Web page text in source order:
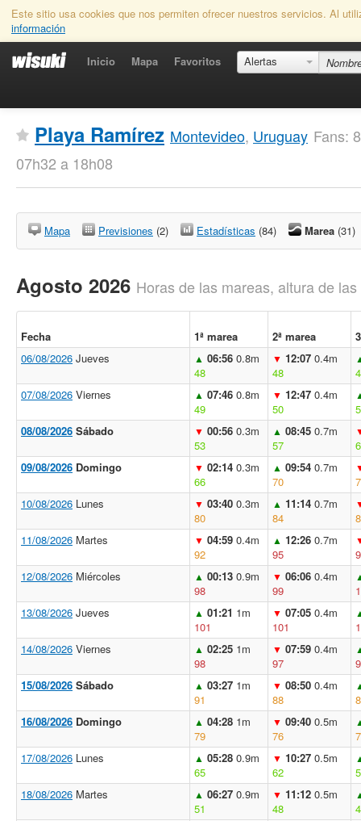
Este sitio usa cookies que nos permiten ofrecer nuestros servicios. Al
información
Inicio Mapa Favoritos Alertas
Playa Ramírez Montevideo, Uruguay Fans:
07h32 a 18h08
Mapa Previsiones (2) Estadísticas (84) Marea (31)
Agosto 2026 Horas de las mareas, altura de
Fecha 1ª marea 2ª marea
06/08/2026 Jueves ▲ 06:56 0.8m
48
▼ 12:07 0.4m
48
07/08/2026 Viernes ▲ 07:46 0.8m
49
▼ 12:47 0.4m
50
08/08/2026 Sábado ▼ 00:56 0.3m
53
▲ 08:45 0.7m
57
09/08/2026 Domingo ▼ 02:14 0.3m
66
▲ 09:54 0.7m
70
10/08/2026 Lunes ▼ 03:40 0.3m
80
▲ 11:14 0.7m
84
11/08/2026 Martes ▼ 04:59 0.4m
92
▲ 12:26 0.7m
95
12/08/2026 Miércoles ▲ 00:13 0.9m
98
▼ 06:06 0.4m
99
13/08/2026 Jueves ▲ 01:21 1m
101
▼ 07:05 0.4m
101
14/08/2026 Viernes ▲ 02:25 1m
98
▼ 07:59 0.4m
97
15/08/2026 Sábado ▲ 03:27 1m
91
▼ 08:50 0.4m
88
16/08/2026 Domingo ▲ 04:28 1m
79
▼ 09:40 0.5m
76
17/08/2026 Lunes ▲ 05:28 0.9m
65
▼ 10:27 0.5m
62
18/08/2026 Martes ▲ 06:27 0.9m
51
▼ 11:12 0.5m
48